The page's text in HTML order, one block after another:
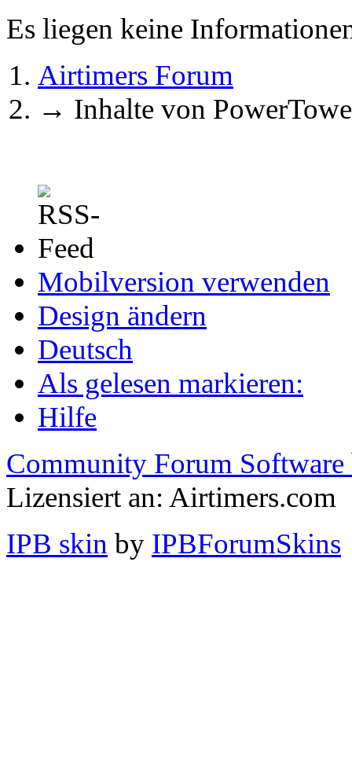
Es liegen keine
Airtimers Forum
→ Inhalte von
Mobilversion verwenden
Design ändern
Deutsch
Als gelesen markieren:
Hilfe
Community Forum Software
Lizensiert an: Airtimers.com
IPB skin by IPBForumSkins